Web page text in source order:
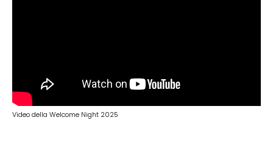
Video della Welcome Night 2025